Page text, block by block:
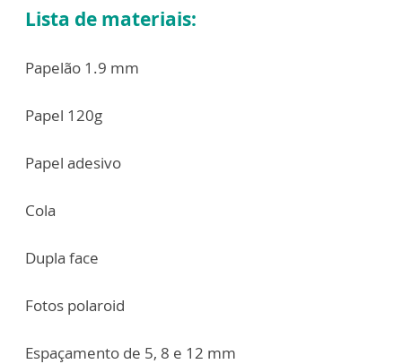
Lista de materiais:
Papelão 1.9 mm
Papel 120g
Papel adesivo
Cola
Dupla face
Fotos polaroid
Espaçamento de 5, 8 e 12 mm